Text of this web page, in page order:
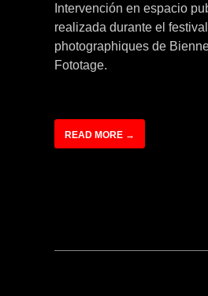
Intervención en espacio
realizada durante el
photographiques de
Fototage.
READ MORE →